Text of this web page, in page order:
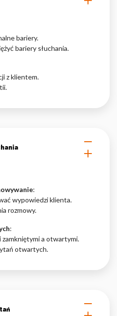
bariery.
bariery słuchania.
z klientem.
:
wypowiedzi klienta.
rozmowy.
:
zamkniętymi a otwartymi.
otwartych.